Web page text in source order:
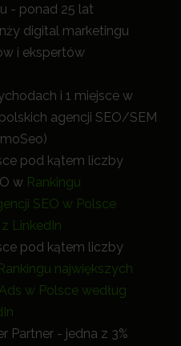
- ponad 25 lat
digital marketingu
i ekspertów
i 1 miejsce w
agencji SEO/SEM
pod kątem liczby
w Rankingu
SEO w Polsce
LinkedIn
pod kątem liczby
największych
w Polsce według
Partner - jedna z 3%